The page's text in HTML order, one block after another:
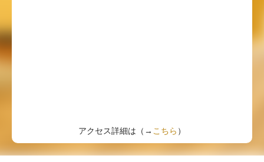
アクセス詳細は（→ こちら ）